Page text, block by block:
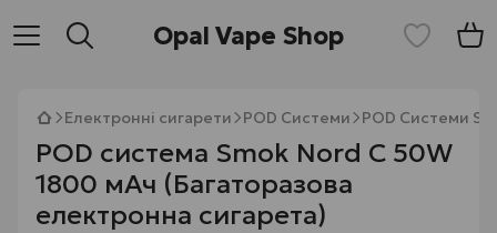
Opal Vape Shop
Електронні сигарети POD Системи POD Системи
POD система Smok Nord C 50W
1800 мАч (Багаторазова
електронна сигарета)